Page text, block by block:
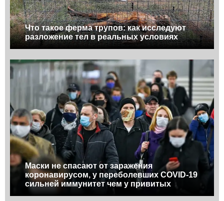
Что такое ферма трупов: как исследуют
разложение тел в реальных условиях
Маски не спасают от заражения
коронавирусом, у переболевших COVID-19
сильней иммунитет чем у привитых